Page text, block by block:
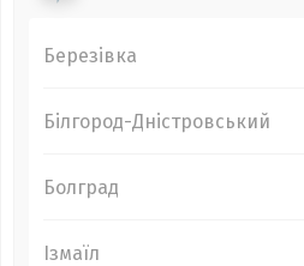
Березівка
Білгород-Дністровський
Болград
Ізмаїл